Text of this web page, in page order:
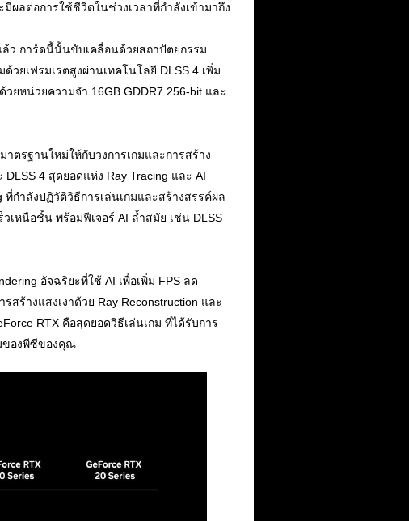
ผลต่อการใช้ชีวิตในช่วงเวลาที่กำลังเข้ามาถึง
ว การ์ดนี้นั้นขับเคลื่อนด้วยสถาปัตยกรรม
วยเฟรมเรตสูงผ่านเทคโนโลยี DLSS 4 เพิ่ม
ยหน่วยความจำ 16GB GDDR7 256-bit และ
าตรฐานใหม่ให้กับวงการเกมและการสร้าง
4 สุดยอดแห่ง Ray Tracing และ AI
กำลังปฏิวัติวิธีการเล่นเกมและสร้างสรรค์ผล
เหนือชั้น พร้อมฟีเจอร์ AI ล้ำสมัย เช่น DLSS
อัจฉริยะที่ใช้ AI เพื่อเพิ่ม FPS ลด
ร้างแสงเงาด้วย Ray Reconstruction และ
RTX คือสุดยอดวิธีเล่นเกม ที่ได้รับการ
ของพีซีของคุณ